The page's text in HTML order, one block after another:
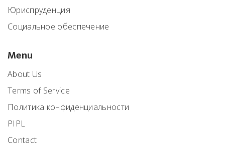
Юриспруденция
Социальное обеспечение
Menu
About Us
Terms of Service
Политика конфиденциальности
PIPL
Contact